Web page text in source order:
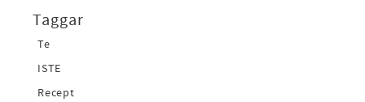
Taggar
Te
ISTE
Recept